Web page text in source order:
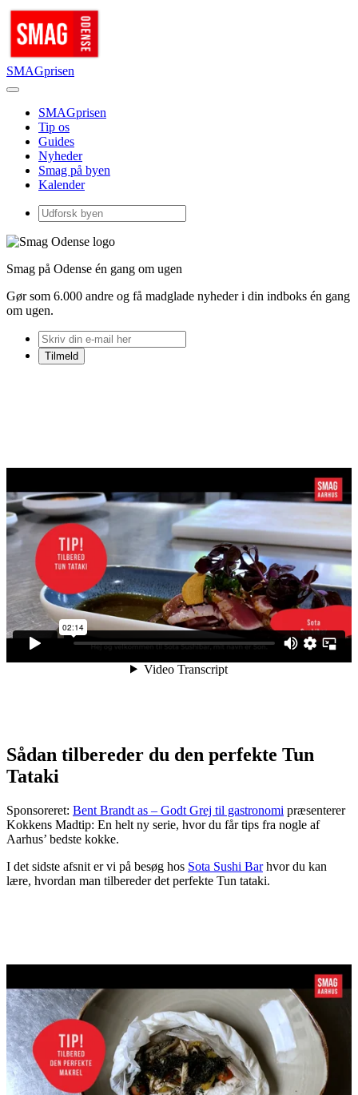
SMAGprisen
SMAGprisen
Tip os
Guides
Nyheder
Smag på byen
Kalender
Smag på Odense én gang om ugen
Gør som 6.000 andre og få madglade nyheder i din indboks én gang
om ugen.
Sådan tilbereder du den perfekte Tun
Tataki
Sponsoreret: Bent Brandt as – Godt Grej til gastronomi præsenterer
Kokkens Madtip: En helt ny serie, hvor du får tips fra nogle af
Aarhus’ bedste kokke.
I det sidste afsnit er vi på besøg hos Sota Sushi Barhvor du kan
lære, hvordan man tilbereder det perfekte Tun tataki.